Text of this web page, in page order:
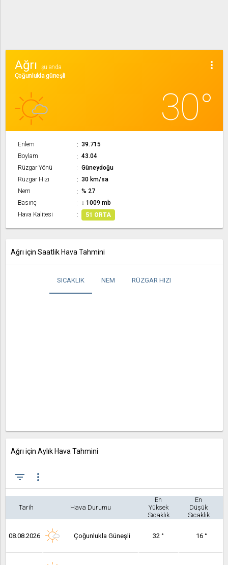
more_vert
Ağrı
şu anda
Çoğunlukla güneşli
30°
Enlem
39.715
Boylam
43.04
Rüzgar Yönü
Güneydoğu
Rüzgar Hızı
30 km/sa
Nem
% 27
Basınç
↓ 1009 mb
Hava Kalitesi
51 ORTA
Ağrı için Saatlik Hava Tahmini
SICAKLIK NEM RÜZGAR HIZI
Ağrı için Aylık Hava Tahmini
filter_list more_vert
Tarih Hava Durumu
En
Yüksek
Sıcaklık
En
Düşük
Sıcaklık
08.08.2026 Çoğunlukla Güneşli 32 ° 16 °